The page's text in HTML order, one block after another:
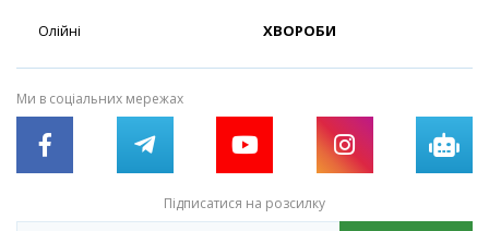
Олійні ХВОРОБИ
Ми в соціальних мережах
Підписатися на розсилку